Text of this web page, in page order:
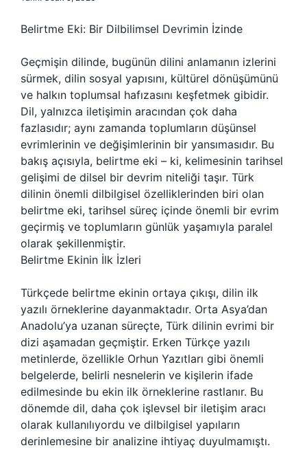
Belirtme Eki: Bir Dilbilimsel Devrimin İzinde
Geçmişin dilinde, bugünün dilini anlamanın izlerini
sürmek, dilin sosyal yapısını, kültürel dönüşümünü
ve halkın toplumsal hafızasını keşfetmek gibidir.
Dil, yalnızca iletişimin aracından çok daha
fazlasıdır; aynı zamanda toplumların düşünsel
evrimlerinin ve değişimlerinin bir yansımasıdır. Bu
bakış açısıyla, belirtme eki – ki, kelimesinin tarihsel
gelişimi de dilsel bir devrim niteliği taşır. Türk
dilinin önemli dilbilgisel özelliklerinden biri olan
belirtme eki, tarihsel süreç içinde önemli bir evrim
geçirmiş ve toplumların günlük yaşamıyla paralel
olarak şekillenmiştir.
Belirtme Ekinin İlk İzleri
Türkçede belirtme ekinin ortaya çıkışı, dilin ilk
yazılı örneklerine dayanmaktadır. Orta Asya’dan
Anadolu’ya uzanan süreçte, Türk dilinin evrimi bir
dizi aşamadan geçmiştir. Erken Türkçe yazılı
metinlerde, özellikle Orhun Yazıtları gibi önemli
belgelerde, belirli nesnelerin ve kişilerin ifade
edilmesinde bu ekin ilk örneklerine rastlanır. Bu
dönemde dil, daha çok işlevsel bir iletişim aracı
olarak kullanılıyordu ve dilbilgisel yapıların
derinlemesine bir analizine ihtiyaç duyulmamıştı.